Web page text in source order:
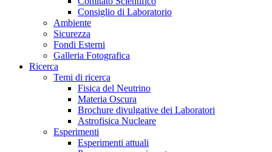
Consiglio di Laboratorio
Ambiente
Sicurezza
Fondi Esterni
Galleria Fotografica
Ricerca
Temi di ricerca
Fisica del Neutrino
Materia Oscura
Brochure divulgative dei Laboratori
Astrofisica Nucleare
Esperimenti
Esperimenti attuali